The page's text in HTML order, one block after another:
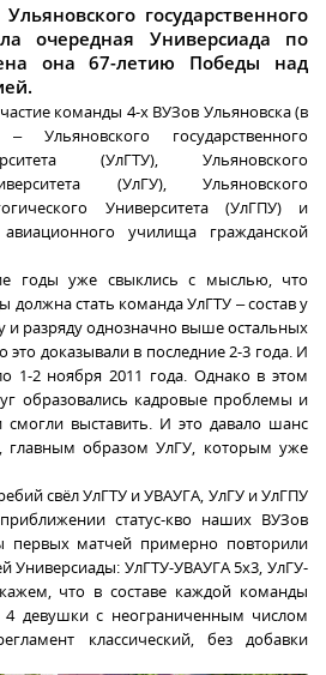
государственного
очередная Универсиада по
она 67-летию Победы над
команды 4-х ВУЗов Ульяновска (в
Ульяновского государственного
(УлГТУ), Ульяновского
(УлГУ), Ульяновского
Университета (УлГПУ) и
училища гражданской
годы уже свыклись с мыслью, что
должна стать команда УлГТУ – состав у
и разряду однозначно выше остальных
доказывали в последние 2-3 года. И
1-2 ноября 2011 года. Однако в этом
образовались кадровые проблемы и
выставить. И это давало шанс
главным образом УлГУ, которым уже
свёл УлГТУ и УВАУГА, УлГУ и УлГПУ
статус-кво наших ВУЗов
первых матчей примерно повторили
Универсиады: УлГТУ-УВАУГА 5х3, УлГУ-
что в составе каждой команды
с неограниченным числом
классический, без добавки